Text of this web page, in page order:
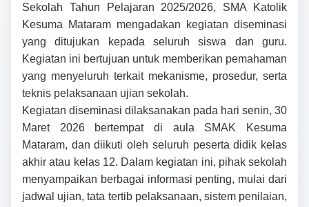
Sekolah Tahun Pelajaran 2025/2026, SMA Katolik
Kesuma Mataram mengadakan kegiatan diseminasi
yang ditujukan kepada seluruh siswa dan guru.
Kegiatan ini bertujuan untuk memberikan pemahaman
yang menyeluruh terkait mekanisme, prosedur, serta
teknis pelaksanaan ujian sekolah.
Kegiatan diseminasi dilaksanakan pada hari senin, 30
Maret 2026 bertempat di aula SMAK Kesuma
Mataram, dan diikuti oleh seluruh peserta didik kelas
akhir atau kelas 12. Dalam kegiatan ini, pihak sekolah
menyampaikan berbagai informasi penting, mulai dari
jadwal ujian, tata tertib pelaksanaan, sistem penilaian,